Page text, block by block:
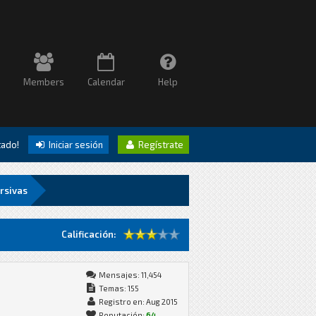
Members Calendar Help
Iniciar sesión Regístrate
Calificación:
Mensajes: 11,454
Temas: 155
Registro en: Aug 2015